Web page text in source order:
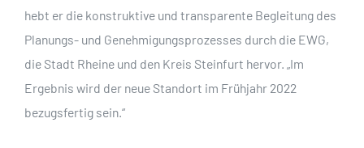
hebt er die konstruktive und transparente Begleitung des
Planungs- und Genehmigungsprozesses durch die EWG,
die Stadt Rheine und den Kreis Steinfurt hervor. „Im
Ergebnis wird der neue Standort im Frühjahr 2022
bezugsfertig sein.“